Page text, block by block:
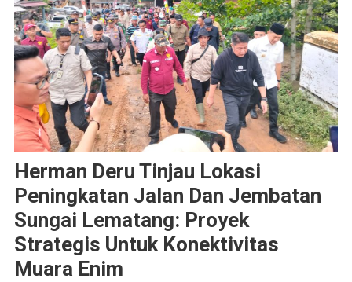
Herman Deru Tinjau Lokasi
Peningkatan Jalan Dan Jembatan
Sungai Lematang: Proyek
Strategis Untuk Konektivitas
Muara Enim